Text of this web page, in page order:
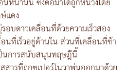
แดง
บดาวเคลื่อนที่ด้วยความเร็วสอง
นที่เร็วอยู่ด้านใน ส่วนที่เคลื่อนที่ช้า
นการสนับสนุนทฤษฎีนี้